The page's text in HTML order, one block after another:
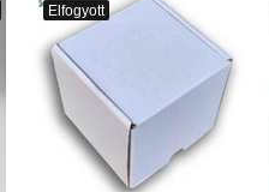
Elfogyott